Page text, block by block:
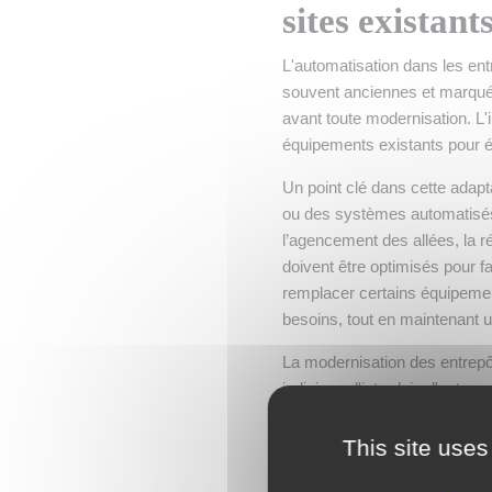
sites existants
L'automatisation dans les
souvent anciennes et
avant toute modernisation.
équipements existants pour
Un point clé dans cette
ou des systèmes
l’agencement des allées, la
doivent être optimisés pour
remplacer certains
besoins, tout en maintenant
La modernisation des
judicieux d'introduire
permet de maîtriser les
This site